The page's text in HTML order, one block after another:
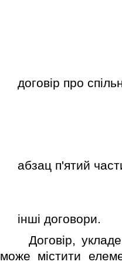
договiр про
абзац п'ятий
iншi договори.
Договiр,
може мiстити